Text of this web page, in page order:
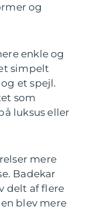
og
enkle og
simpelt
et spejl.
som
luksus eller
mere
Badekar
delt af flere
blev mere